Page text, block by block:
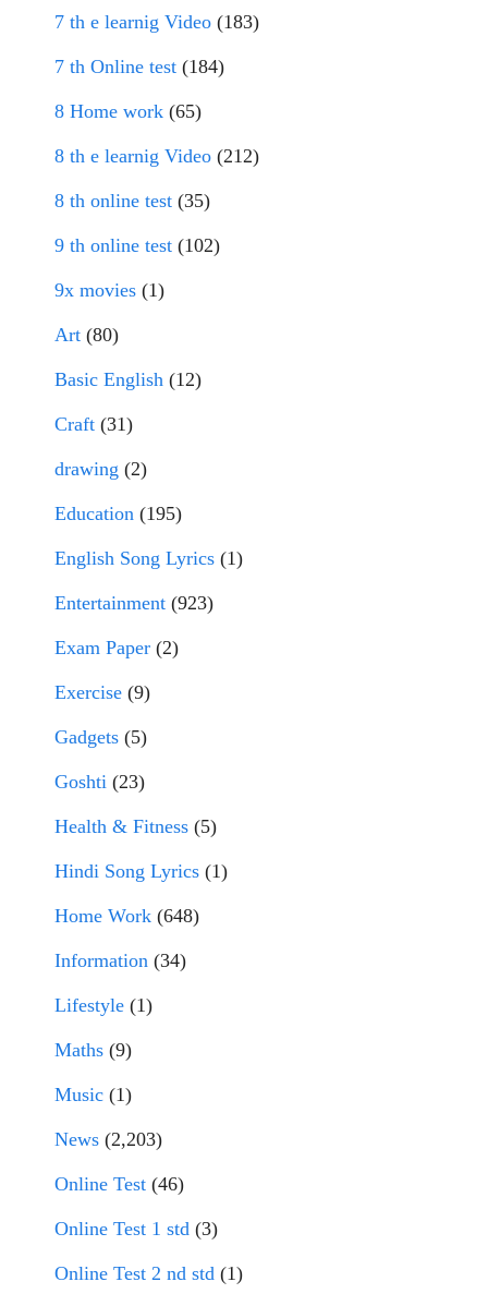
7 th e learnig Video (183)
7 th Online test (184)
8 Home work (65)
8 th e learnig Video (212)
8 th online test (35)
9 th online test (102)
9x movies (1)
Art (80)
Basic English (12)
Craft (31)
drawing (2)
Education (195)
English Song Lyrics (1)
Entertainment (923)
Exam Paper (2)
Exercise (9)
Gadgets (5)
Goshti (23)
Health & Fitness (5)
Hindi Song Lyrics (1)
Home Work (648)
Information (34)
Lifestyle (1)
Maths (9)
Music (1)
News (2,203)
Online Test (46)
Online Test 1 std (3)
Online Test 2 nd std (1)